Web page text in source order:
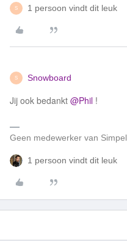
S 1 persoon vindt dit leuk
S Snowboard
Jij ook bedankt @Phil !
Geen medewerker van Simpel.
1 persoon vindt dit leuk